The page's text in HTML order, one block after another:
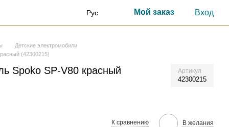
Рус Мой заказ Вход
Детские электромобили
(42300215)
Spoko SP-V80 красный
Артикул
42300215
К сравнению В желания